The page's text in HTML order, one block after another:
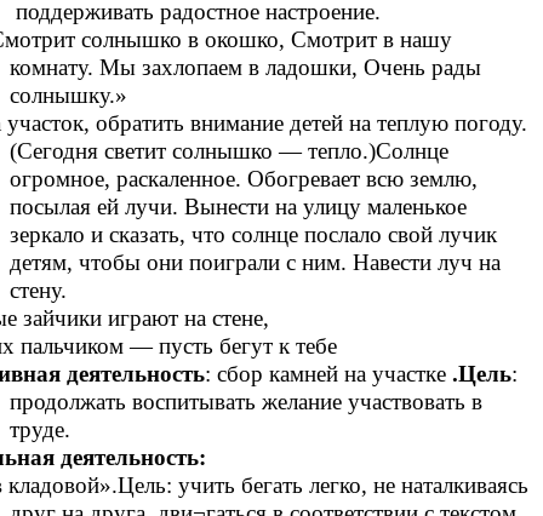
поддерживать радостное настроение.
солнышко в окошко, Смотрит в нашу
комнату. Мы захлопаем в ладошки, Очень рады
солнышку.»
обратить внимание детей на теплую погоду.
(Сегодня светит солнышко — тепло.)Солнце
огромное, раскаленное. Обогревает всю землю,
посылая ей лучи. Вынести на улицу маленькое
зеркало и сказать, что солнце послало свой лучик
детям, чтобы они поиграли с ним. Навести луч на
стену.
зайчики играют на стене,
пальчиком — пусть бегут к тебе
деятельность: сбор камней на участке .Цель:
продолжать воспитывать желание участвовать в
труде.
деятельность:
учить бегать легко, не наталкиваясь